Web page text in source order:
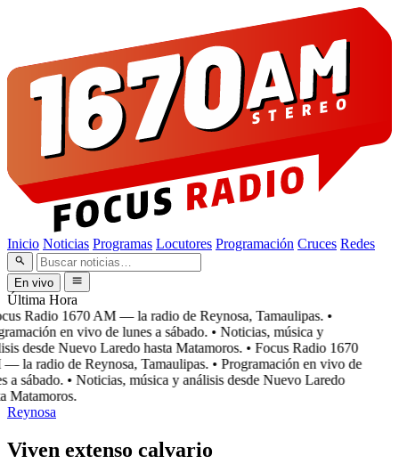
Inicio Noticias Programas Locutores Programación Cruces Redes
En vivo
Última Hora
Radio 1670 AM — la radio de Reynosa, Tamaulipas. •
en vivo de lunes a sábado. • Noticias, música y
desde Nuevo Laredo hasta Matamoros. • Focus Radio 1670
la radio de Reynosa, Tamaulipas. • Programación en vivo de
a sábado. • Noticias, música y análisis desde Nuevo Laredo
Matamoros.
Reynosa
Viven extenso calvario